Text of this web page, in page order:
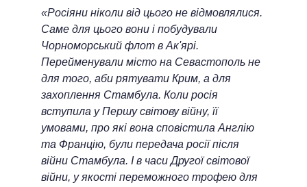
«Росіяни ніколи від цього не відмовлялися.
Саме для цього вони і побудували
Чорноморський флот в Ак'ярі.
Перейменували місто на Севастополь не
для того, аби рятувати Крим, а для
захоплення Стамбула. Коли росія
вступила у Першу світову війну, її
умовами, про які вона сповістила Англію
та Францію, були передача росії після
війни Стамбула. І в часи Другої світової
війни, у якості переможного трофею для